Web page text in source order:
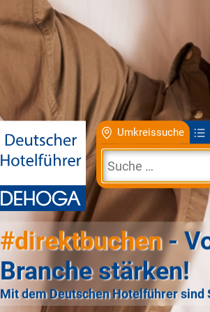
Umkreissuche
#direktbuchen-
Branche stärken!
Mit dem Deutschen Hotelführer